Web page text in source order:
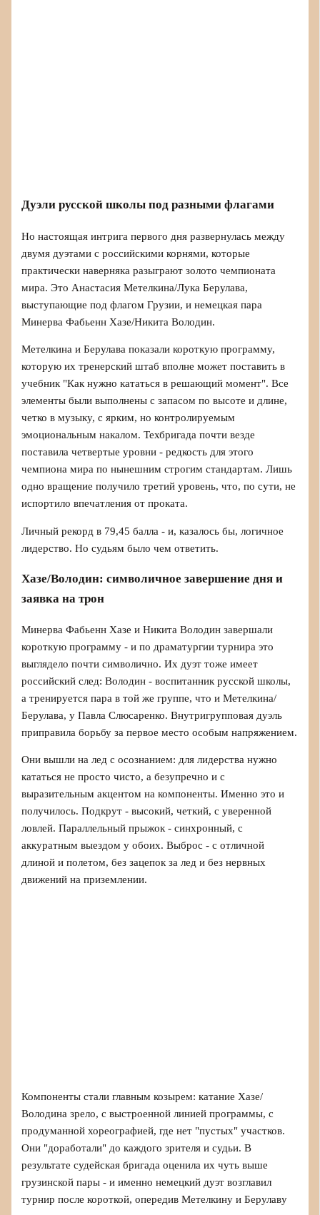
Дуэли русской школы под разными флагами
Но настоящая интрига первого дня развернулась между
двумя дуэтами с российскими корнями, которые
практически наверняка разыграют золото чемпионата
мира. Это Анастасия Метелкина/Лука Берулава,
выступающие под флагом Грузии, и немецкая пара
Минерва Фабьенн Хазе/Никита Володин.
Метелкина и Берулава показали короткую программу,
которую их тренерский штаб вполне может поставить в
учебник "Как нужно кататься в решающий момент". Все
элементы были выполнены с запасом по высоте и длине,
четко в музыку, с ярким, но контролируемым
эмоциональным накалом. Техбригада почти везде
поставила четвертые уровни - редкость для этого
чемпиона мира по нынешним строгим стандартам. Лишь
одно вращение получило третий уровень, что, по сути, не
испортило впечатления от проката.
Личный рекорд в 79,45 балла - и, казалось бы, логичное
лидерство. Но судьям было чем ответить.
Хазе/Володин: символичное завершение дня и
заявка на трон
Минерва Фабьенн Хазе и Никита Володин завершали
короткую программу - и по драматургии турнира это
выглядело почти символично. Их дуэт тоже имеет
российский след: Володин - воспитанник русской школы,
а тренируется пара в той же группе, что и Метелкина/
Берулава, у Павла Слюсаренко. Внутригрупповая дуэль
приправила борьбу за первое место особым напряжением.
Они вышли на лед с осознанием: для лидерства нужно
кататься не просто чисто, а безупречно и с
выразительным акцентом на компоненты. Именно это и
получилось. Подкрут - высокий, четкий, с уверенной
ловлей. Параллельный прыжок - синхронный, с
аккуратным выездом у обоих. Выброс - с отличной
длиной и полетом, без зацепок за лед и без нервных
движений на приземлении.
Компоненты стали главным козырем: катание Хазе/
Володина зрело, с выстроенной линией программы, с
продуманной хореографией, где нет "пустых" участков.
Они "доработали" до каждого зрителя и судьи. В
результате судейская бригада оценила их чуть выше
грузинской пары - и именно немецкий дуэт возглавил
турнир после короткой, опередив Метелкину и Берулаву